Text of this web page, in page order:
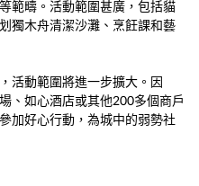
範疇。活動範圍甚廣，包括貓
獨木舟清潔沙灘、烹飪課和藝
活動範圍將進一步擴大。因
、如心酒店或其他200多個商戶
加好心行動，為城中的弱勢社